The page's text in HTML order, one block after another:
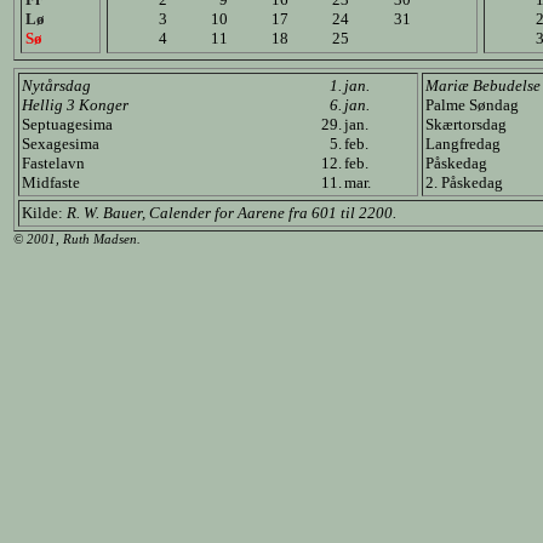
Lø
Sø
3
4
10
11
17
18
24
25
31
2
3
Nytårsdag
Hellig 3 Konger
Septuagesima
Sexagesima
Fastelavn
Midfaste
1.
6.
29.
5.
12.
11.
jan.
jan.
jan.
feb.
feb.
mar.
Mariæ Bebudelse
Palme Søndag
Skærtorsdag
Langfredag
Påskedag
2. Påskedag
Kilde: R. W. Bauer, Calender for Aarene fra 601 til 2200.
© 2001, Ruth Madsen.